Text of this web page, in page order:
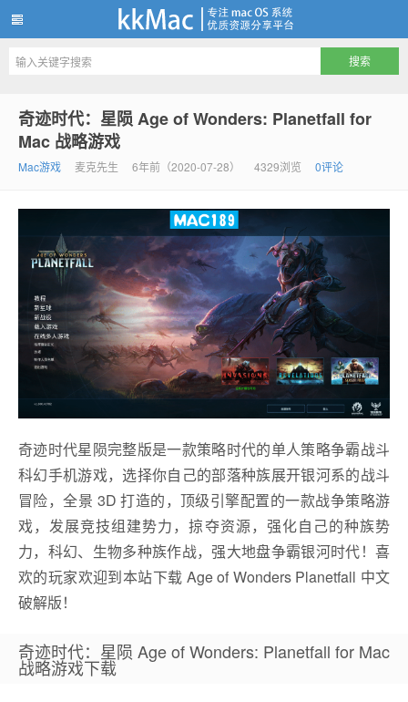
奇迹时代：星陨 Age of Wonders: Planetfall for
Mac 战略游戏
Mac游戏 麦克先生 6年前（2020-07-28） 4329浏览 0评论
奇迹时代星陨完整版是一款策略时代的单人策略争霸战斗
科幻手机游戏，选择你自己的部落种族展开银河系的战斗
冒险，全景 3D 打造的，顶级引擎配置的一款战争策略游
戏，发展竞技组建势力，掠夺资源，强化自己的种族势
力，科幻、生物多种族作战，强大地盘争霸银河时代！喜
欢的玩家欢迎到本站下载 Age of Wonders Planetfall 中文
破解版！
奇迹时代：星陨 Age of Wonders: Planetfall for Mac
战略游戏下载